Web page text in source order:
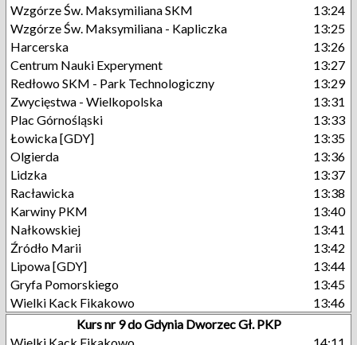
Wzgórze Św. Maksymiliana SKM
13:24
Wzgórze Św. Maksymiliana - Kapliczka
13:25
Harcerska
13:26
Centrum Nauki Experyment
13:27
Redłowo SKM - Park Technologiczny
13:29
Zwycięstwa - Wielkopolska
13:31
Plac Górnośląski
13:33
Łowicka [GDY]
13:35
Olgierda
13:36
Lidzka
13:37
Racławicka
13:38
Karwiny PKM
13:40
Nałkowskiej
13:41
Źródło Marii
13:42
Lipowa [GDY]
13:44
Gryfa Pomorskiego
13:45
Wielki Kack Fikakowo
13:46
Kurs nr 9 do Gdynia Dworzec Gł. PKP